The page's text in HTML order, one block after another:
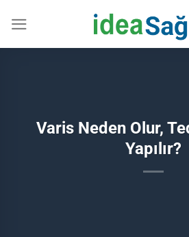
atla
Varis Neden Olur,
Yapılır?